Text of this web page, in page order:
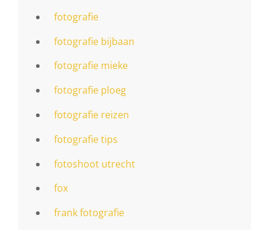
fotografie
fotografie bijbaan
fotografie mieke
fotografie ploeg
fotografie reizen
fotografie tips
fotoshoot utrecht
fox
frank fotografie